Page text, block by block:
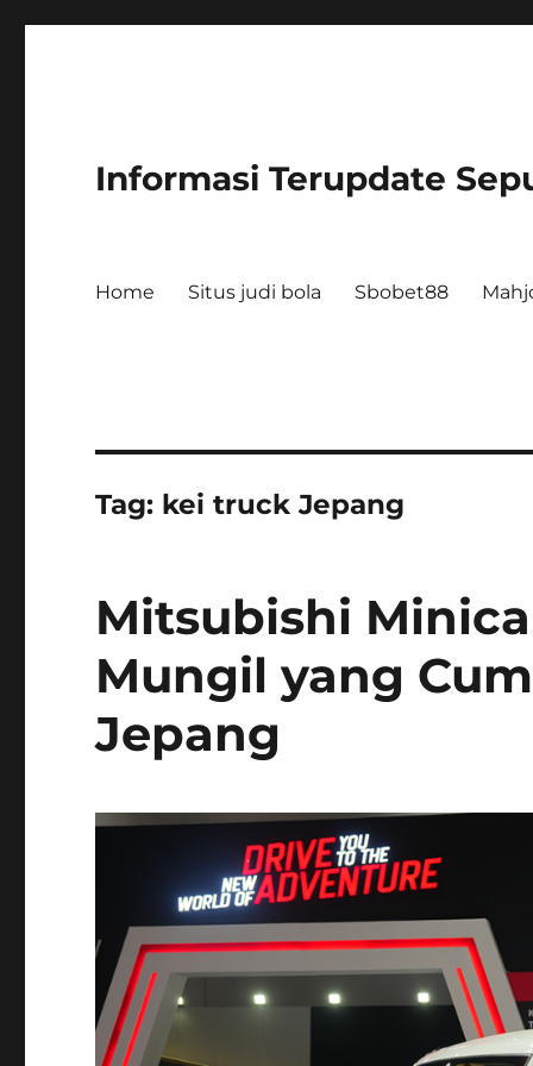
Informasi Terupdate
Home Situs judi bola Sbobet88
Tag: kei truck Jepang
Mitsubishi
Mungil yang
Jepang